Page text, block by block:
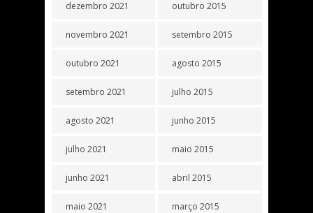
dezembro 2021
novembro 2021
outubro 2021
setembro 2021
agosto 2021
julho 2021
junho 2021
maio 2021
outubro 2015
setembro 2015
agosto 2015
julho 2015
junho 2015
maio 2015
abril 2015
março 2015